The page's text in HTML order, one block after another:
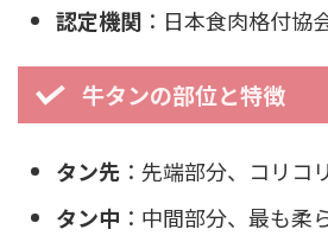
認定機関 ：日本食肉格付協
牛タンの部位と特徴
タン先 ：先端部分、コリコ
タン中 ：中間部分、最も柔